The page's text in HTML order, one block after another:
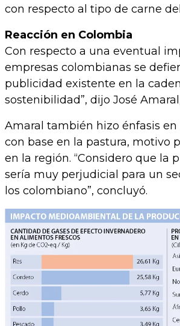
con respecto al tipo de carne
Reacción en Colombia
Con respecto a una eventual
empresas colombianas se
publicidad existente en la
sostenibilidad”, dijo José
Amaral también hizo énfasis
con base en la pastura, motivo
en la región. “Considero que la
sería muy perjudicial para un
los colombiano”, concluyó.